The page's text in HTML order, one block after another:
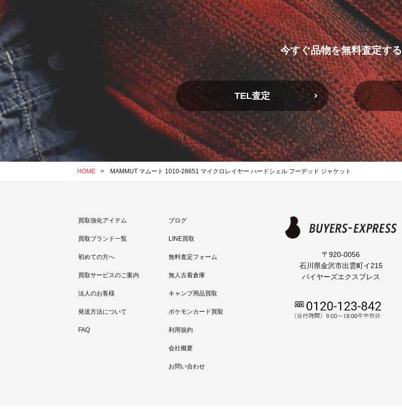
今すぐ品物を無料査定する
TEL査定
HOME > MAMMUT マムート 1010-28651 マイクロレイヤー ハードシェル フーデッド ジャケット
買取強化アイテム
買取ブランド一覧
初めての方へ
買取サービスのご案内
法人のお客様
発送方法について
FAQ
ブログ
LINE買取
無料査定フォーム
無人古着倉庫
キャンプ用品買取
ポケモンカード買取
利用規約
会社概要
お問い合わせ
〒920-0056
石川県金沢市出雲町イ215
バイヤーズエクスプレス